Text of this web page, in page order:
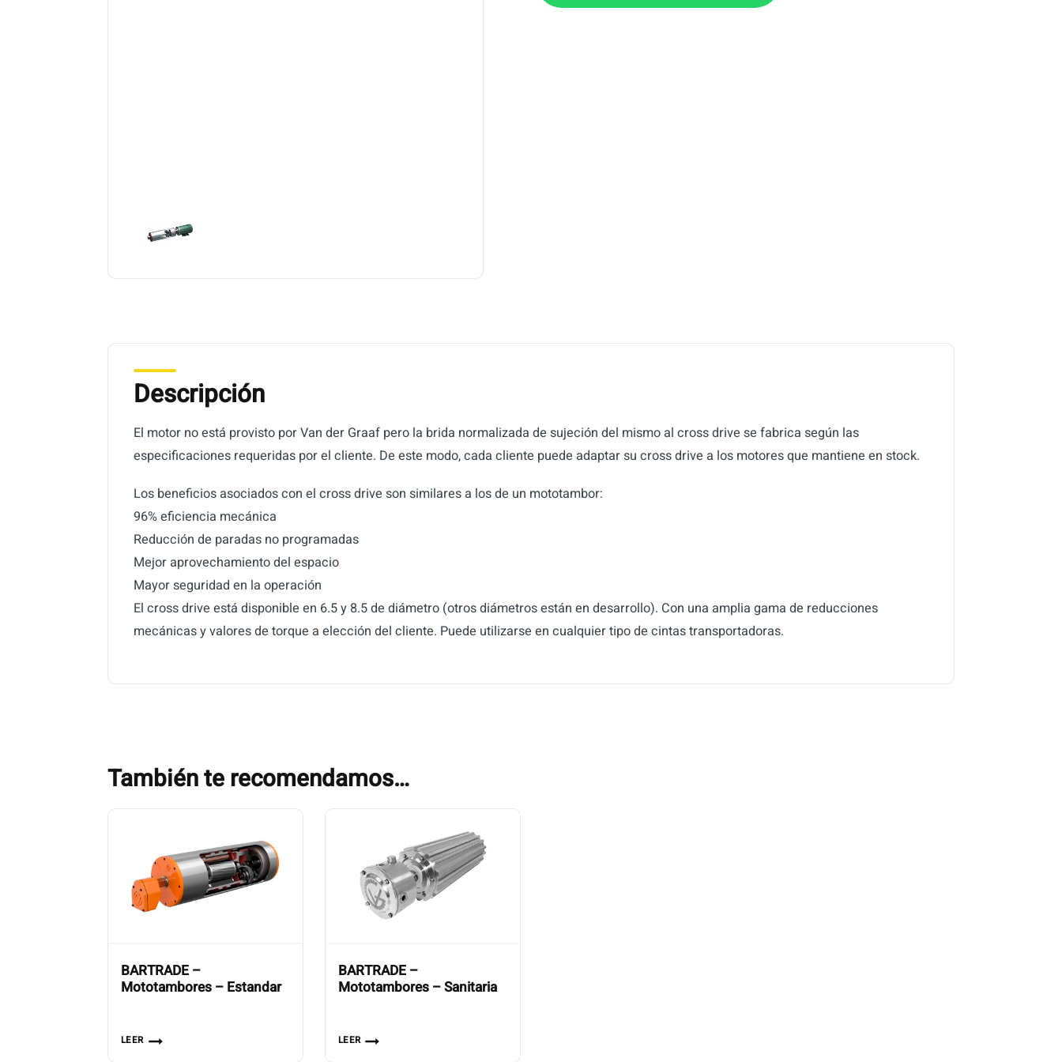
Descripción
El motor no está provisto por Van der Graaf pero la brida normalizada de sujeción del mismo al cross drive se fabrica según las
especificaciones requeridas por el cliente. De este modo, cada cliente puede adaptar su cross drive a los motores que mantiene en stock.
Los beneficios asociados con el cross drive son similares a los de un mototambor:
96% eficiencia mecánica
Reducción de paradas no programadas
Mejor aprovechamiento del espacio
Mayor seguridad en la operación
El cross drive está disponible en 6.5 y 8.5 de diámetro (otros diámetros están en desarrollo). Con una amplia gama de reducciones
mecánicas y valores de torque a elección del cliente. Puede utilizarse en cualquier tipo de cintas transportadoras.
También te recomendamos…
BARTRADE –
Mototambores – Estandar
LEER
BARTRADE –
Mototambores – Sanitaria
LEER